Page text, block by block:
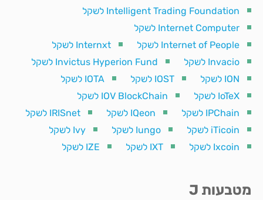
Intelligent Trading Foundation לשקל
Internet Computer לשקל
Internet of People לשקל
Internxt לשקל
Invacio לשקל
Invictus Hyperion Fund לשקל
ION לשקל
IOST לשקל
IOTA לשקל
IoTeX לשקל
IOV BlockChain לשקל
IPChain לשקל
IQeon לשקל
IRISnet לשקל
iTicoin לשקל
Iungo לשקל
Ivy לשקל
Ixcoin לשקל
IXT לשקל IZE לשקל
מטבעות J